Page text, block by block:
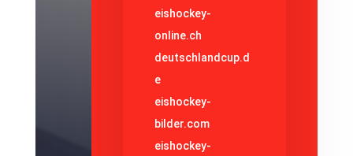
eishockey-
online.ch
deutschlandcup.d
e
eishockey-
bilder.com
eishockey-